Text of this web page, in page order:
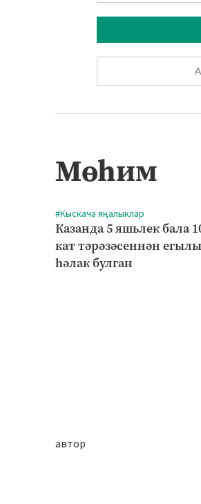
Мөһим
#Кыскача яңалыклар
Казанда 5 яшьлек бала
кат тәрәзәсеннән
һәлак булган
автор